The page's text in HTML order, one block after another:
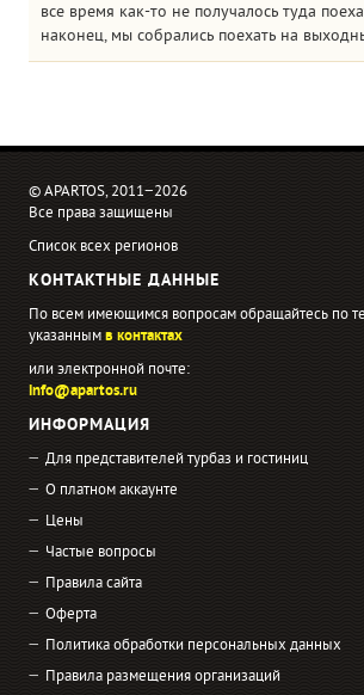
все время как-то не получалось туда
наконец, мы собрались поехать на
© APARTOS, 2011−2026
Все права защищены
Список всех регионов
КОНТАКТНЫЕ ДАННЫЕ
По всем имеющимся вопросам обращайтесь по
указаннымв контактах
или электронной почте:
info@apartos.ru
ИНФОРМАЦИЯ
Для представителей турбаз и гостиниц
О платном аккаунте
Цены
Частые вопросы
Правила сайта
Оферта
Политика обработки персональных данных
Правила размещения организаций